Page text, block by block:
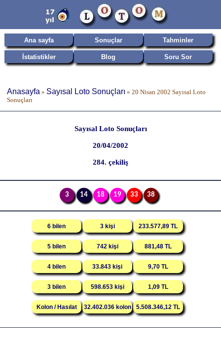
Ana sayfa Sonuçlar Tahminler
İstatistikler Blog Soru Sor
Anasayfa » Sayısal Loto Sonuçları » 20 Nisan 2002 Sayısal Loto
Sonuçları
Sayısal Loto Sonuçları
20/04/2002
284. çekiliş
3 14 18 19 33 38
6 bilen 3 kişi 233.577,89 TL
5 bilen 742 kişi 881,48 TL
4 bilen 33.843 kişi 9,70 TL
3 bilen 598.653 kişi 1,09 TL
Kolon / Hasılat 32.402.036 kolon 5.508.346,12 TL